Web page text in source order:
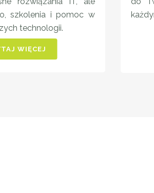
szkolenia i pomoc w
technologii.
WIĘCEJ